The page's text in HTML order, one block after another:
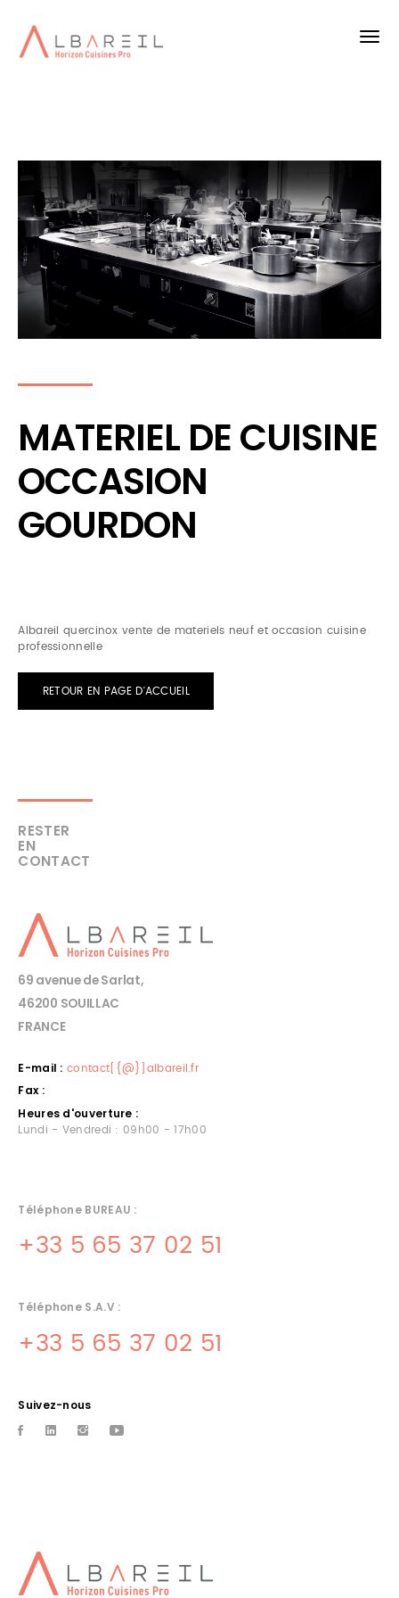
MATERIEL DE CUISINE
OCCASION
GOURDON
Albareil quercinox vente de materiels neuf et occasion cuisine
professionnelle
RETOUR EN PAGE D'ACCUEIL
RESTER
EN
CONTACT
69 avenue de Sarlat,
46200 SOUILLAC
FRANCE
E-mail : contact[{@}]albareil.fr
Fax :
Heures d'ouverture :
Lundi - Vendredi : 09h00 - 17h00
Téléphone BUREAU :
+33 5 65 37 02 51
Téléphone S.A.V :
+33 5 65 37 02 51
Suivez-nous
FROID PROFESSIONNEL FIGEAC
Albareil quercinox professionnel grande cuisine et Installation